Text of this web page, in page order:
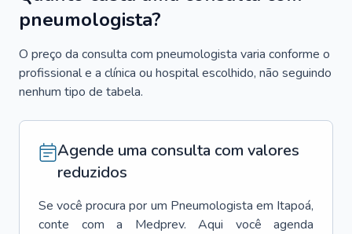
pneumologista?
O preço da consulta com pneumologista varia conforme o
profissional e a clínica ou hospital escolhido, não seguindo
nenhum tipo de tabela.
Agende uma consulta com valores
reduzidos
Se você procura por um Pneumologista em Itapoá,
conte com a Medprev. Aqui você agenda